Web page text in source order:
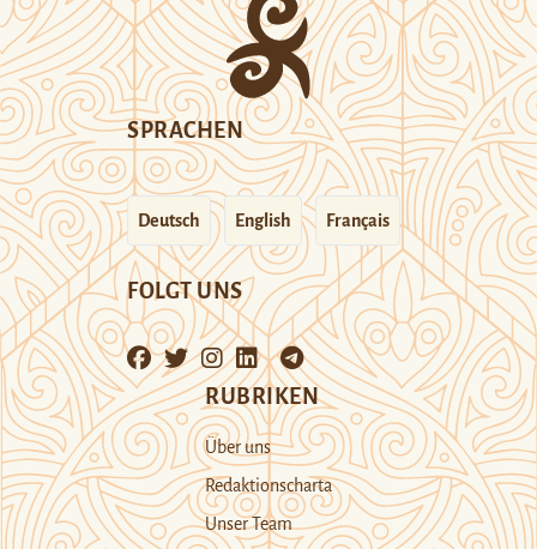
SPRACHEN
Deutsch English Français
FOLGT UNS
RUBRIKEN
Über uns
Redaktionscharta
Unser Team